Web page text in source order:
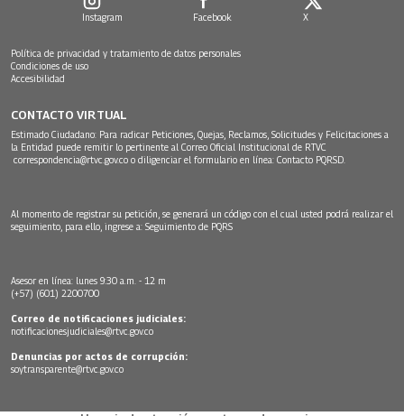
Instagram Facebook X
Política de privacidad y tratamiento de datos personales
Condiciones de uso
Accesibilidad
CONTACTO VIRTUAL
Estimado Ciudadano: Para radicar Peticiones, Quejas, Reclamos, Solicitudes y Felicitaciones a
la Entidad puede remitir lo pertinente al Correo Oficial Institucional de RTVC
correspondencia@rtvc.gov.co o diligenciar el formulario en línea: Contacto PQRSD.
Al momento de registrar su petición, se generará un código con el cual usted podrá realizar el
seguimiento, para ello, ingrese a: Seguimiento de PQRS
Asesor en línea: lunes 9:30 a.m. - 12 m
(+57) (601) 2200700
Correo de notificaciones judiciales:
notificacionesjudiciales@rtvc.gov.co
Denuncias por actos de corrupción:
soytransparente@rtvc.gov.co